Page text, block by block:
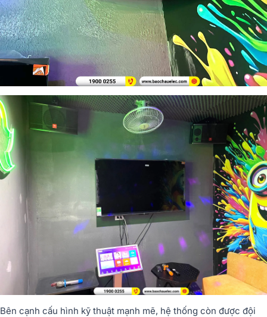
Bên cạnh cấu hình kỹ thuật mạnh mẽ, hệ thống còn được đội